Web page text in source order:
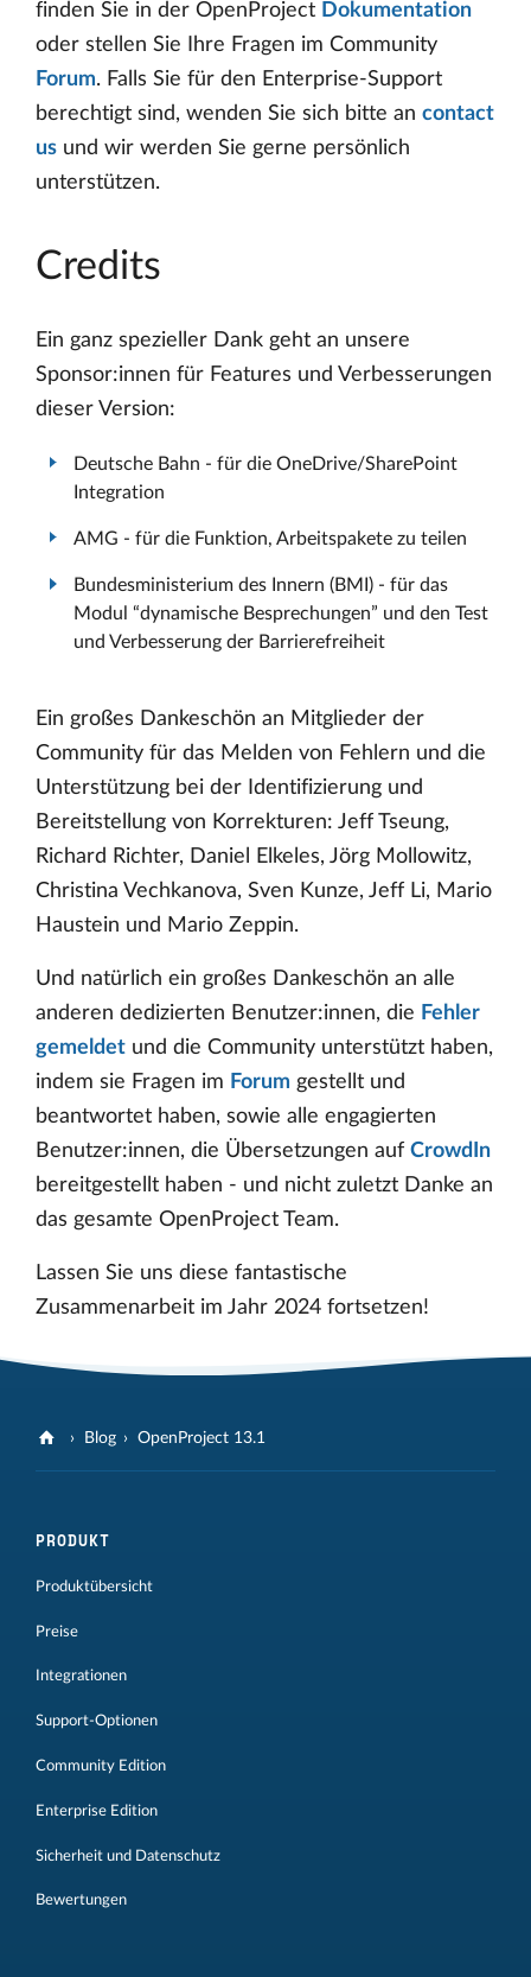
finden Sie in der OpenProject Dokumentation
oder stellen Sie Ihre Fragen im Community
Forum. Falls Sie für den Enterprise-Support
berechtigt sind, wenden Sie sich bitte an contact
us und wir werden Sie gerne persönlich
unterstützen.
Credits
Ein ganz spezieller Dank geht an unsere
Sponsor:innen für Features und Verbesserungen
dieser Version:
Deutsche Bahn - für die OneDrive/SharePoint
Integration
AMG - für die Funktion, Arbeitspakete zu teilen
Bundesministerium des Innern (BMI) - für das
Modul “dynamische Besprechungen” und den Test
und Verbesserung der Barrierefreiheit
Ein großes Dankeschön an Mitglieder der
Community für das Melden von Fehlern und die
Unterstützung bei der Identifizierung und
Bereitstellung von Korrekturen: Jeff Tseung,
Richard Richter, Daniel Elkeles, Jörg Mollowitz,
Christina Vechkanova, Sven Kunze, Jeff Li, Mario
Haustein und Mario Zeppin.
Und natürlich ein großes Dankeschön an alle
anderen dedizierten Benutzer:innen, die Fehler
gemeldet und die Community unterstützt haben,
indem sie Fragen im Forum gestellt und
beantwortet haben, sowie alle engagierten
Benutzer:innen, die Übersetzungen auf CrowdIn
bereitgestellt haben - und nicht zuletzt Danke an
das gesamte OpenProject Team.
Lassen Sie uns diese fantastische
Zusammenarbeit im Jahr 2024 fortsetzen!
Blog OpenProject 13.1
PRODUKT
Produktübersicht
Preise
Integrationen
Support-Optionen
Community Edition
Enterprise Edition
Sicherheit und Datenschutz
Bewertungen